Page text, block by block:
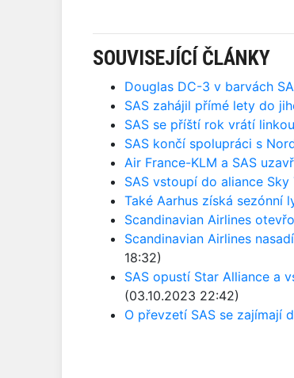
SOUVISEJÍCÍ ČLÁNKY
Douglas DC-3 v barvách
SAS zahájil přímé lety do
SAS se příští rok vrátí
SAS končí spolupráci s
Air France-KLM a SAS
SAS vstoupí do aliance
Také Aarhus získá sezónní
Scandinavian Airlines
Scandinavian Airlines
18:32)
SAS opustí Star Alliance a
(03.10.2023 22:42)
O převzetí SAS se zajímají